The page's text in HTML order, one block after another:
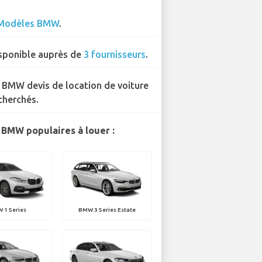
BMW.
auprès de 3 fournisseurs.
BMW devis de location de voiture
populaires à louer :
1 Series BMW 3 Series Estate